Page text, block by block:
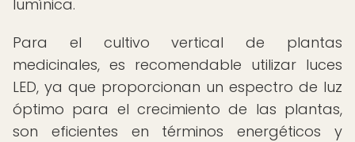
lumínica.
Para el cultivo vertical de plantas
medicinales, es recomendable utilizar luces
LED, ya que proporcionan un espectro de luz
óptimo para el crecimiento de las plantas,
son eficientes en términos energéticos y